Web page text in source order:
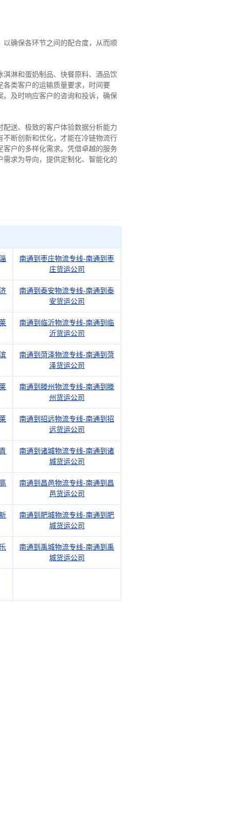
确保各环节之间的配合度，从而顺
淋和蛋奶制品、快餐原料、酒品饮
类客户的运输质量要求，时间要
及时响应客户的咨询和投诉，确保
送、极致的客户体验数据分析能力
不断创新和优化，才能在冷链物流行
户的多样化需求。 凭借卓越的服务
求为导向，提供定制化、智能化的
南通到枣庄物流专线-南通到枣
庄货运公司
南通到泰安物流专线-南通到泰
安货运公司
南通到临沂物流专线-南通到临
沂货运公司
南通到菏泽物流专线-南通到菏
泽货运公司
南通到滕州物流专线-南通到滕
州货运公司
南通到招远物流专线-南通到招
远货运公司
南通到诸城物流专线-南通到诸
城货运公司
南通到昌邑物流专线-南通到昌
邑货运公司
南通到肥城物流专线-南通到肥
城货运公司
南通到禹城物流专线-南通到禹
城货运公司